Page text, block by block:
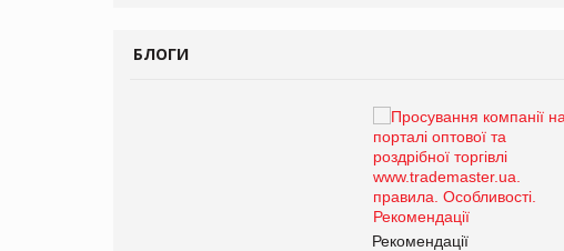
БЛОГИ
Рекомендації